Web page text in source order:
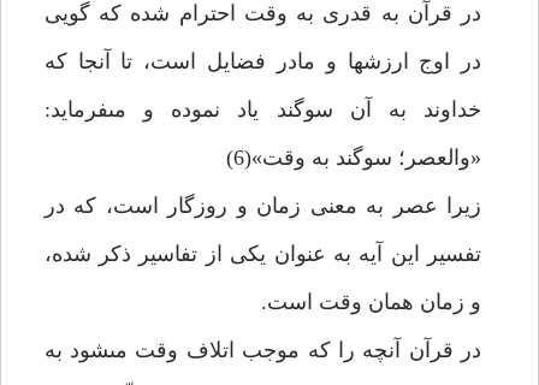
در قرآن به قدرى به وقت احترام شده كه گويى
در اوج ارزش‏ها و مادر فضايل است، تا آنجا كه
خداوند به آن سوگند ياد نموده و مى‏فرمايد:
«والعصر؛ سوگند به وقت»(6)
زيرا عصر به معنى زمان و روزگار است، كه در
تفسير اين آيه به عنوان يكى از تفاسير ذكر شده،
و زمان همان وقت است.
در قرآن آنچه را كه موجب اتلاف وقت مى‏شود به